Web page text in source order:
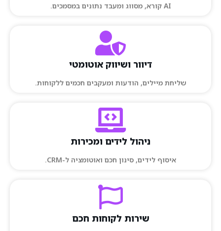
AI קורא, מסווג ומעבד נתונים במסמכים.
דיוור ושיווק אוטומטי
שליחת מיילים, הודעות ומעקבים חכמים ללקוחות.
ניהול לידים ומכירות
איסוף לידים, סינון חכם ואוטומציה ל-CRM.
שירות לקוחות חכם